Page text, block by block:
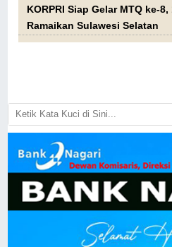
KORPRI Siap Gelar MTQ ke-
Ramaikan Sulawesi Selatan